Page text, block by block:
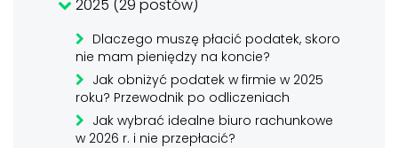
2025 (29 postów)
Dlaczego muszę płacić podatek, skoro
nie mam pieniędzy na koncie?
Jak obniżyć podatek w firmie w 2025
roku? Przewodnik po odliczeniach
Jak wybrać idealne biuro rachunkowe
w 2026 r. i nie przepłacić?